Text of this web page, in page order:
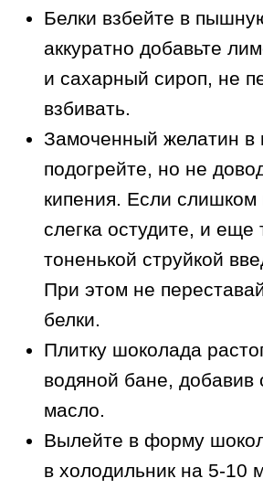
Белки взбейте в
аккуратно добавьте
и сахарный сироп, не
взбивать.
Замоченный желатин в
подогрейте, но не
кипения. Если слишком
слегка остудите, и еще
тоненькой струйкой
При этом не
белки.
Плитку шоколада
водяной бане, добавив
масло.
Вылейте в форму
в холодильник на 5-10